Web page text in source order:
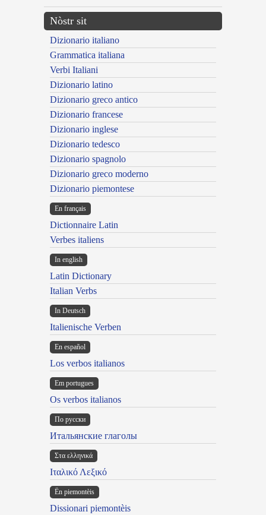
Nòstr sit
Dizionario italiano
Grammatica italiana
Verbi Italiani
Dizionario latino
Dizionario greco antico
Dizionario francese
Dizionario inglese
Dizionario tedesco
Dizionario spagnolo
Dizionario greco moderno
Dizionario piemontese
En français
Dictionnaire Latin
Verbes italiens
In english
Latin Dictionary
Italian Verbs
In Deutsch
Italienische Verben
En español
Los verbos italianos
Em portugues
Os verbos italianos
По русски
Итальянские глаголы
Στα ελληνικά
Ιταλικό Λεξικό
Ën piemontèis
Dissionari piemontèis